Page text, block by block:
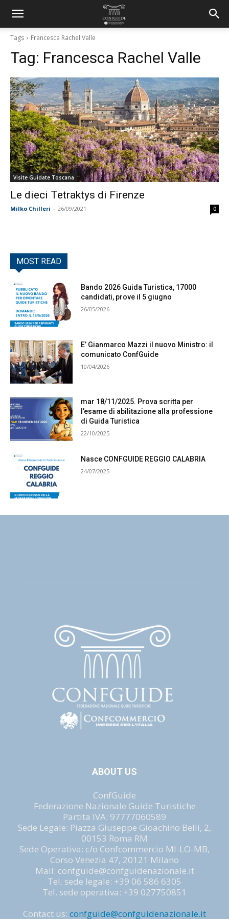
Tags Francesca Rachel Valle
Tag: Francesca Rachel Valle
Visite Guidate Toscana
Le dieci Tetraktys di Firenze
Milko Chilleri - 26/09/2021 0
MOST READ
Bando 2026 Guida Turistica, 17000
candidati, prove il 5 giugno
26/05/2026
E’ Gianmarco Mazzi il nuovo Ministro: il
comunicato ConfGuide
10/04/2026
mar 18/11/2025. Prova scritta per
l’esame di abilitazione alla professione
di Guida Turistica
22/10/2025
Nasce CONFGUIDE REGGIO CALABRIA
24/07/2025
ABOUT US
ConfGuide
Federazione Nazionale Guide Turistiche
Partita IVA: 97777060589
Sede Legale: Piazza Giuseppe Gioachino Belli, 2,
00153 Roma RM
Sede Operativa: c/o Confcommercio MI-LO-MB,
Corso Venezia 47, 20121 Milano
Mail: confguide@confguidenazionale.it
Tel. sede legale: +39 06 586 6305
Tel. sede operativa: +39 027750851
Contact us: confguide@confguidenazionale.it